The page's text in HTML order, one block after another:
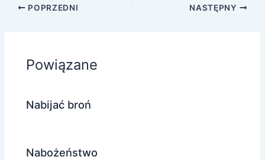
POPRZEDNI NASTĘPNY
Powiązane
Nabijać broń
Nabożeństwo